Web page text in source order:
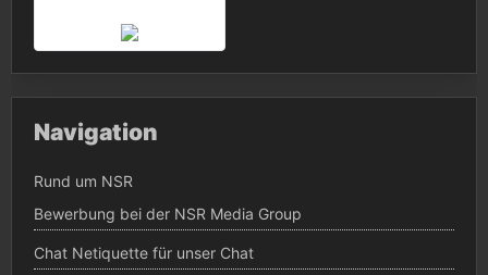
Navigation
Rund um NSR
Bewerbung bei der NSR Media Group
Chat Netiquette für unser Chat